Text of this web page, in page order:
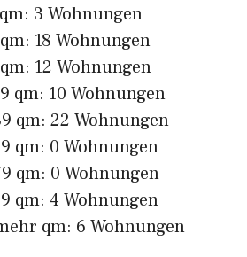
3 Wohnungen
18 Wohnungen
12 Wohnungen
qm: 10 Wohnungen
qm: 22 Wohnungen
qm: 0 Wohnungen
qm: 0 Wohnungen
qm: 4 Wohnungen
qm: 6 Wohnungen